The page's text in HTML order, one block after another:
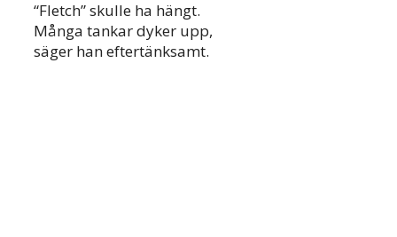
“Fletch” skulle ha hängt.
Många tankar dyker upp,
säger han eftertänksamt.